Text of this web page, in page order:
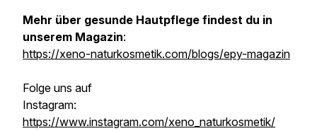
Mehr über gesunde Hautpflege findest du in
unserem Magazin:
https://xeno-naturkosmetik.com/blogs/epy-magazin
Folge uns auf
Instagram:
https://www.instagram.com/xeno_naturkosmetik/